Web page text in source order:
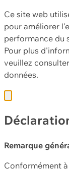
Ce site web
pour améliorer
performance du
Pour plus
veuillez
données.
Remarque
Conformément